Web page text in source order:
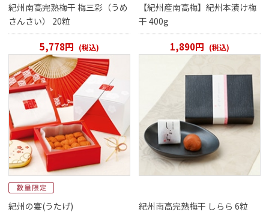
紀州南高完熟梅干 梅三彩（うめ
さんさい） 20粒
5,778円 (税込)
【紀州産南高梅】紀州本漬け梅
干 400g
1,890円 (税込)
紀州の宴(うたげ) 紀州南高完熟梅干 しらら 6粒